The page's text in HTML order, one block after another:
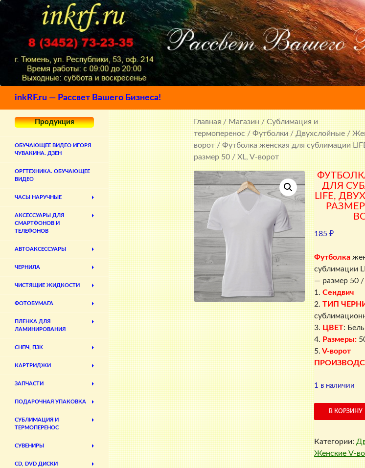
inkRF.ru — Рассвет Вашего Бизнеса!
Главная/Магазин/Сублимация и
термоперенос/Футболки/Двухслойные/
ворот/ Футболка женская для сублимации
размер 50 / XL, V-ворот
ДЛЯ
LIFE,
РАЗМЕР
185₽
Футболка
сублимации
— размер 50 /
1.Сендвич
2. ТИП
3. ЦВЕТ:
4. Размеры:
5. V-ворот
1 в наличии
Количество
товара
Футболка
женская
для
В КОРЗИНУ
Категории:
Женские V-
Продукция
ОБУЧАЮЩЕЕ ВИДЕО ИГОРЯ
ЧУВАКИНА. ДЗЕН
ОРГТЕХНИКА. ОБУЧАЮЩЕЕ
ВИДЕО
ЧАСЫ НАРУЧНЫЕ
АКСЕССУАРЫ ДЛЯ
СМАРТФОНОВ И
ТЕЛЕФОНОВ
АВТОАКСЕССУАРЫ
ЧЕРНИЛА
ЧИСТЯЩИЕ ЖИДКОСТИ
ФОТОБУМАГА
ПЛЕНКА ДЛЯ
ЛАМИНИРОВАНИЯ
СНПЧ, ПЗК
КАРТРИДЖИ
ЗАПЧАСТИ
ПОДАРОЧНАЯ УПАКОВКА
СУБЛИМАЦИЯ И
ТЕРМОПЕРЕНОС
СУВЕНИРЫ
CD, DVD ДИСКИ